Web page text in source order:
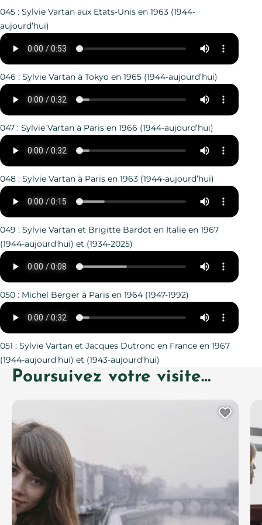
045 : Sylvie Vartan aux Etats-Unis en 1963 (1944-
aujourd’hui)
046 : Sylvie Vartan à Tokyo en 1965 (1944-aujourd’hui)
047 : Sylvie Vartan à Paris en 1966 (1944-aujourd’hui)
048 : Sylvie Vartan à Paris en 1963 (1944-aujourd’hui)
049 : Sylvie Vartan et Brigitte Bardot en Italie en 1967
(1944-aujourd’hui) et (1934-2025)
050 : Michel Berger à Paris en 1964 (1947-1992)
051 : Sylvie Vartan et Jacques Dutronc en France en 1967
(1944-aujourd’hui) et (1943-aujourd’hui)
Poursuivez votre visite…